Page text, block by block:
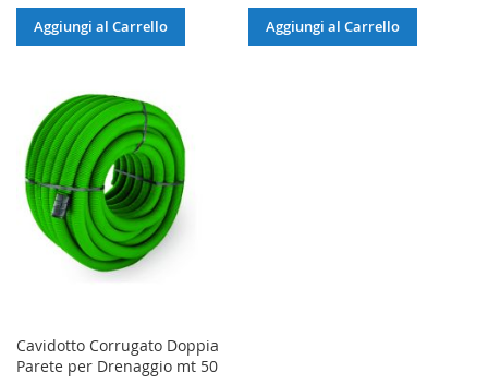
Aggiungi al Carrello Aggiungi al Carrello
Cavidotto Corrugato Doppia
Parete per Drenaggio mt 50